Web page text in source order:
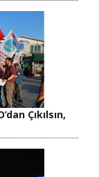
Çıkılsın,